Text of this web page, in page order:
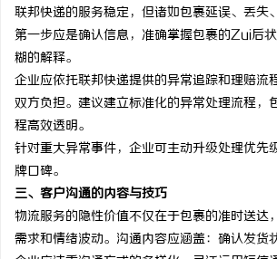
联邦快递的服务稳定，但诸如包裹延误、丢
第一步应是确认信息，准确掌握包裹的Zui后
糊的解释。
企业应依托联邦快递提供的异常追踪和理赔
双方负担。建议建立标准化的异常处理流程
程高效透明。
针对重大异常事件，企业可主动升级处理优
牌口碑。
三、客户沟通的内容与技巧
物流服务的隐性价值不仅在于包裹的准时送
需求和情绪波动。沟通内容应涵盖：确认发